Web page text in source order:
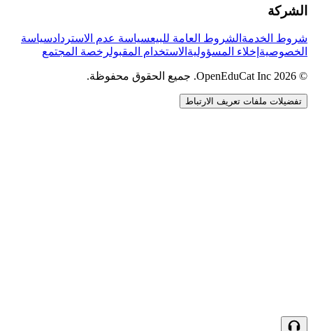
الشركة
شروط الخدمة الشروط العامة للبيعسياسة عدم الاستردادسياسة
الخصوصية إخلاء المسؤولية الاستخدام المقبولرخصة المجتمع
© 2026 OpenEduCat Inc. جميع الحقوق محفوظة.
تفضيلات ملفات تعريف الارتباط